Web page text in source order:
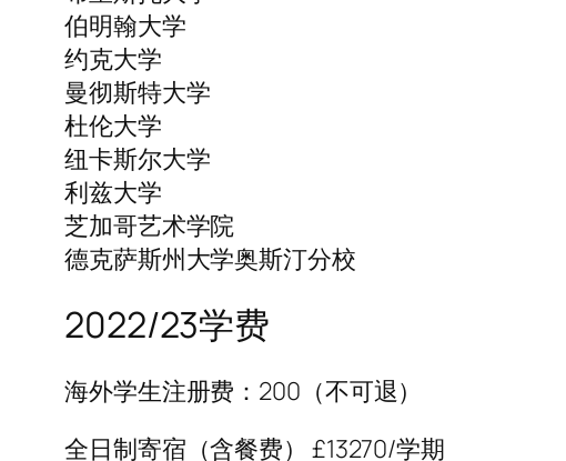
伯明翰大学
约克大学
曼彻斯特大学
杜伦大学
纽卡斯尔大学
利兹大学
芝加哥艺术学院
德克萨斯州大学奥斯汀分校
2022/23学费
海外学生注册费：200（不可退）
全日制寄宿（含餐费） £13270/学期